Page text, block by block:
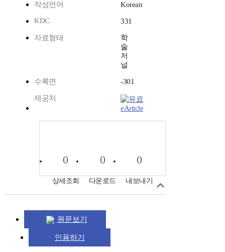
작성언어
Korean
KDC
331
자료형태
학
술
저
널
수록면 -301
제공처
eArticle
0
상세조회
0
다운로드
0
내보내기
원문보기
인용하기